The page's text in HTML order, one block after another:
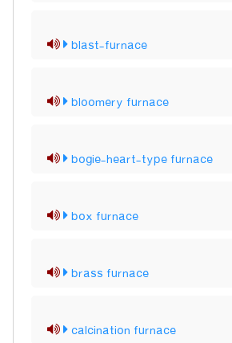
blast-furnace
bloomery furnace
bogie-heart-type furnace
box furnace
brass furnace
calcination furnace